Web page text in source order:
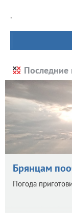
.
Последние
Брянцам
Погода